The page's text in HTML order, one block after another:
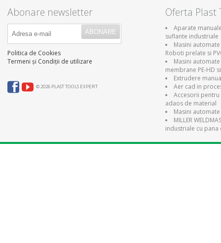
Abonare newsletter
Politica de Cookies
Termeni și Condiții de utilizare
© 2026 PLAST TOOLS EXPERT
Oferta Plast
Aparate
suflante industriale
Masini
Roboti prelate si
Masini
membrane PE-HD
Extrudere
Aer cad in
Accesorii pentru
adaos de material
Masini
MILLER
industriale cu pana